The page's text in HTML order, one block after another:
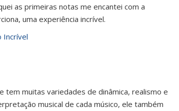
as primeiras notas me encantei com a
uma experiência incrível.
Incrível
tem muitas variedades de dinâmica, realismo e
musical de cada músico, ele também